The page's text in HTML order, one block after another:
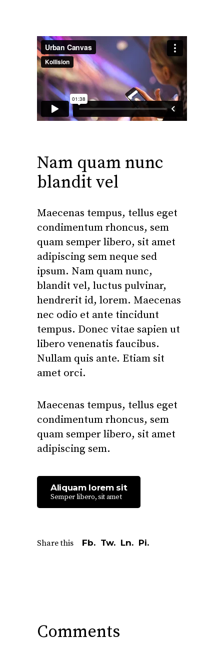
Nam quam nunc
blandit vel
Maecenas tempus, tellus eget
condimentum rhoncus, sem
quam semper libero, sit amet
adipiscing sem neque sed
ipsum. Nam quam nunc,
blandit vel, luctus pulvinar,
hendrerit id, lorem. Maecenas
nec odio et ante tincidunt
tempus. Donec vitae sapien ut
libero venenatis faucibus.
Nullam quis ante. Etiam sit
amet orci.
Maecenas tempus, tellus eget
condimentum rhoncus, sem
quam semper libero, sit amet
adipiscing sem.
Aliquam lorem sit
Semper libero, sit amet
Share this Fb. Tw. Ln. Pi.
Comments